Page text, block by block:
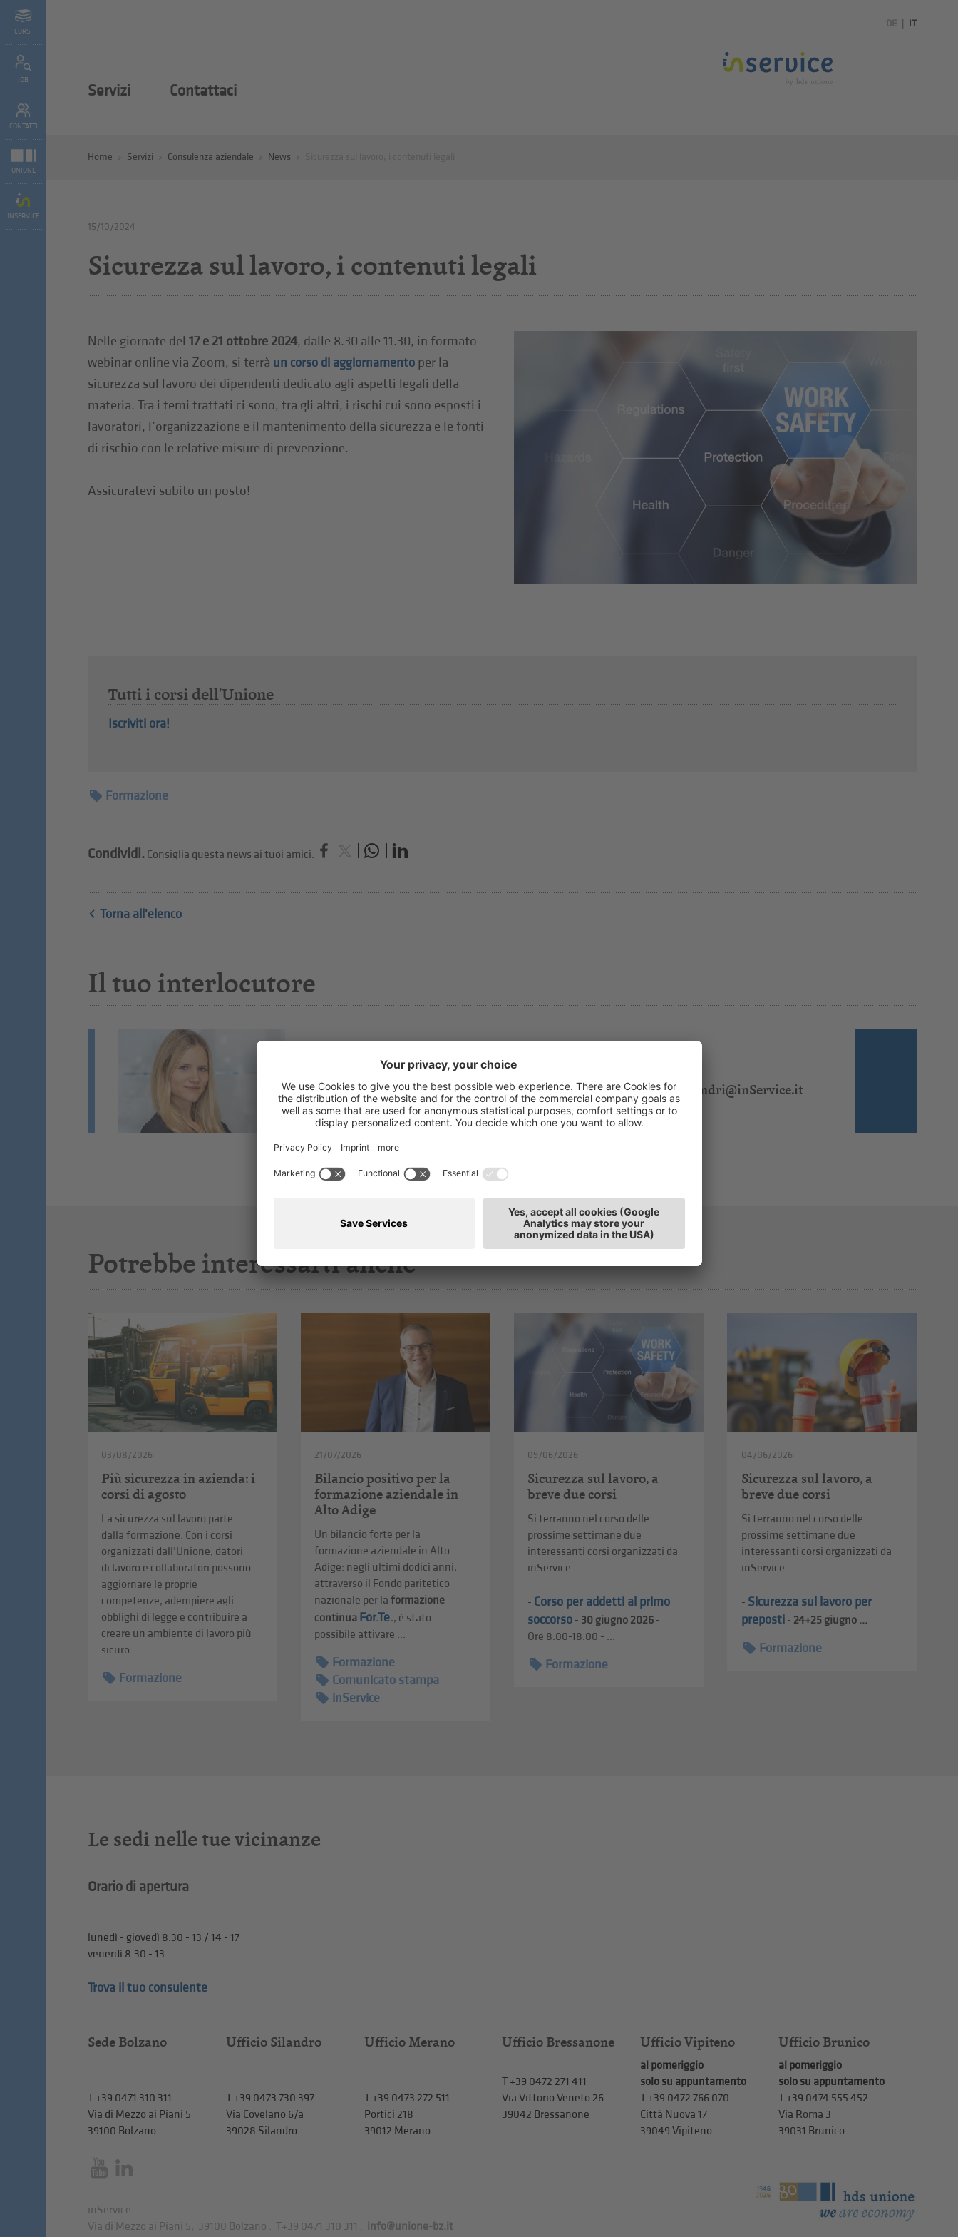
CORSI
JOB
CONTATTI
UNIONE
INSERVICE
DE IT
Servizi Contattaci
Home Servizi Consulenza aziendale News
15/10/2024
Sicurezza sul lavoro, i contenuti legali
Nelle giornate del 17 e 21 ottobre 2024, dalle 8.30 alle 11.30, in formato
webinar online via Zoom, si terrà un corso di aggiornamentoper la
sicurezza sul lavoro dei dipendenti dedicato agli aspetti legali della
materia. Tra i temi trattati ci sono, tra gli altri, i rischi cui sono esposti i
lavoratori, l’organizzazione e il mantenimento della sicurezza e le fonti
di rischio con le relative misure di prevenzione.
Assicuratevi subito un posto!
Tutti i corsi dell'Unione
Iscriviti ora!
Formazione
Condividi. Consiglia questa news ai tuoi amici.
Torna all'elenco
Il tuo interlocutore
Jasmin Sandri
Collaboratrice
Sede: Bolzano
E-mail:jasmin.sandri@inService.it
Potrebbe interessarti anche
03/08/2026
Più sicurezza in azienda: i
corsi di agosto
La sicurezza sul lavoro parte
dalla formazione. Con i corsi
organizzati dall’Unione, datori
di lavoro e collaboratori possono
aggiornare le proprie
competenze, adempiere agli
obblighi di legge e contribuire a
creare un ambiente di lavoro più
sicuro ...
Formazione
21/07/2026
Bilancio positivo per la
formazione aziendale in
Alto Adige
Un bilancio forte per la
formazione aziendale in Alto
Adige: negli ultimi dodici anni,
attraverso il Fondo paritetico
nazionale per laformazione
continua For.Te., è stato
possibile attivare ...
Formazione
Comunicato stampa
inService
09/06/2026
Sicurezza sul lavoro, a
breve due corsi
Si terranno nel corso delle
prossime settimane due
interessanti corsi organizzati da
inService.
- Corso per addetti al primo
soccorso - 30 giugno 2026 -
Ore 8.00-18.00 - ...
Formazione
04/06/2026
Sicurezza sul lavoro, a
breve due corsi
Si terranno nel corso delle
prossime settimane due
interessanti corsi organizzati da
inService.
- Sicurezza sul lavoro per
preposti - 24+25 giugno ...
Formazione
Le sedi nelle tue vicinanze
Orario di apertura
lunedì - giovedì 8.30 - 13 / 14 - 17
venerdì 8.30 - 13
Trova il tuo consulente
Sede Bolzano
T+39 0471 310 311
Via di Mezzo ai Piani 5
39100 Bolzano
Ufficio Silandro
T+39 0473 730 397
Via Covelano 6/a
39028 Silandro
Ufficio Merano
T+39 0473 272 511
Portici 218
39012 Merano
Ufficio Bressanone
T +39 0472 271 411
Via Vittorio Veneto 26
39042 Bressanone
Ufficio Vipiteno
al pomeriggio
solo su appuntamento
T +39 0472 766 070
Città Nuova 17
39049 Vipiteno
Ufficio Brunico
al pomeriggio
solo su appuntamento
T +39 0474 555 452
Via Roma 3
39031 Brunico
inService
Via di Mezzo ai Piani 5
39100 Bolzano T+39 0471 310 311
info@unione-bz.it